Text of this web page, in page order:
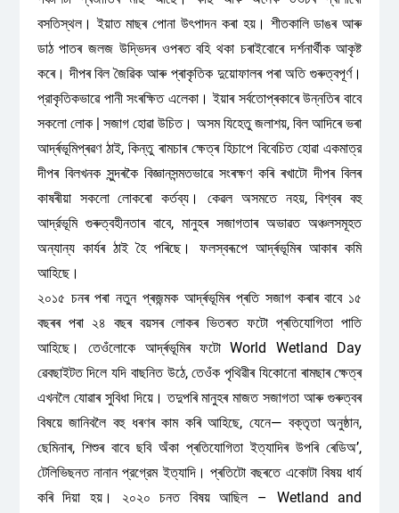
বসতিস্থল। ইয়াত মাছৰ পোনা উৎপাদন কৰা হয়। শীতকালি ডাঙৰ আৰু
ডাঠ পাতৰ জলজ উদ্ভিদৰ ওপৰত বহি থকা চৰাইবোৰে দর্শনার্থীক আকৃষ্ট
কৰে। দীপৰ বিল জৈৱিক আৰু প্ৰাকৃতিক দুয়োফালৰ পৰা অতি গুৰুত্বপূৰ্ণ।
প্রাকৃতিকভাৱে পানী সংৰক্ষিত এলেকা। ইয়াৰ সৰ্বতোপ্ৰকাৰে উন্নতিৰ বাবে
সকলো লোক | সজাগ হোৱা উচিত। অসম যিহেতু জলাশয়, বিল আদিৰে ভৰা
আৰ্দ্ৰভূমিপ্ৰৱণ ঠাই, কিন্তু ৰামচাৰ ক্ষেত্ৰ হিচাপে বিবেচিত হোৱা একমাত্র
দীপৰ বিলখনক সুন্দৰকৈ বিজ্ঞানসন্মতভাৱে সংৰক্ষণ কৰি ৰখাটো দীপৰ বিলৰ
কাষৰীয়া সকলো লোকৰো কৰ্তব্য। কেৱল অসমতে নহয়, বিশ্বৰ বহু
আর্দ্রভূমি গুৰুত্বহীনতাৰ বাবে, মানুহৰ সজাগতাৰ অভাৱত অঞ্চলসমূহত
অন্যান্য কাৰ্যৰ ঠাই হৈ পৰিছে। ফলস্বৰূপে আৰ্দ্ৰভূমিৰ আকাৰ কমি
আহিছে।
২০১৫ চনৰ পৰা নতুন প্ৰজন্মক আৰ্দ্ৰভূমিৰ প্ৰতি সজাগ কৰাৰ বাবে ১৫
বছৰৰ পৰা ২৪ বছৰ বয়সৰ লোকৰ ভিতৰত ফটো প্ৰতিযোগিতা পাতি
আহিছে। তেওঁলোকে আৰ্দ্ৰভূমিৰ ফটো World Wetland Day
ৱেবছাইটত দিলে যদি বাছনিত উঠে, তেওঁক পৃথিৱীৰ যিকোনো ৰামছাৰ ক্ষেত্ৰ
এখনলৈ যোৱাৰ সুবিধা দিয়ে। তদুপৰি মানুহৰ মাজত সজাগতা আৰু গুৰুত্বৰ
বিষয়ে জানিবলৈ বহু ধৰণৰ কাম কৰি আহিছে, যেনে— বক্তৃতা অনুষ্ঠান,
ছেমিনাৰ, শিশুৰ বাবে ছবি অঁকা প্ৰতিযোগিতা ইত্যাদিৰ উপৰি ৰেডিঅ’,
টেলিভিছনত নানান প্রগ্রেম ইত্যাদি। প্ৰতিটো বছৰতে একোটা বিষয় ধার্য
কৰি দিয়া হয়। ২০২০ চনত বিষয় আছিল – Wetland and